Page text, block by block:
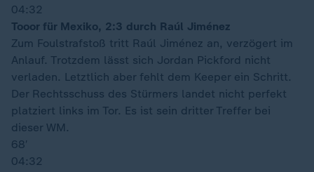
04:32
Tooor für Mexiko, 2:3 durch Raúl Jiménez
Zum Foulstrafstoß tritt Raúl Jiménez an, verzögert im
Anlauf. Trotzdem lässt sich Jordan Pickford nicht
verladen. Letztlich aber fehlt dem Keeper ein Schritt.
Der Rechtsschuss des Stürmers landet nicht perfekt
platziert links im Tor. Es ist sein dritter Treffer bei
dieser WM.
68′
04:32